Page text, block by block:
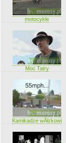
motocykle
Moc Tatry
Kamikadze wĂłzkowi